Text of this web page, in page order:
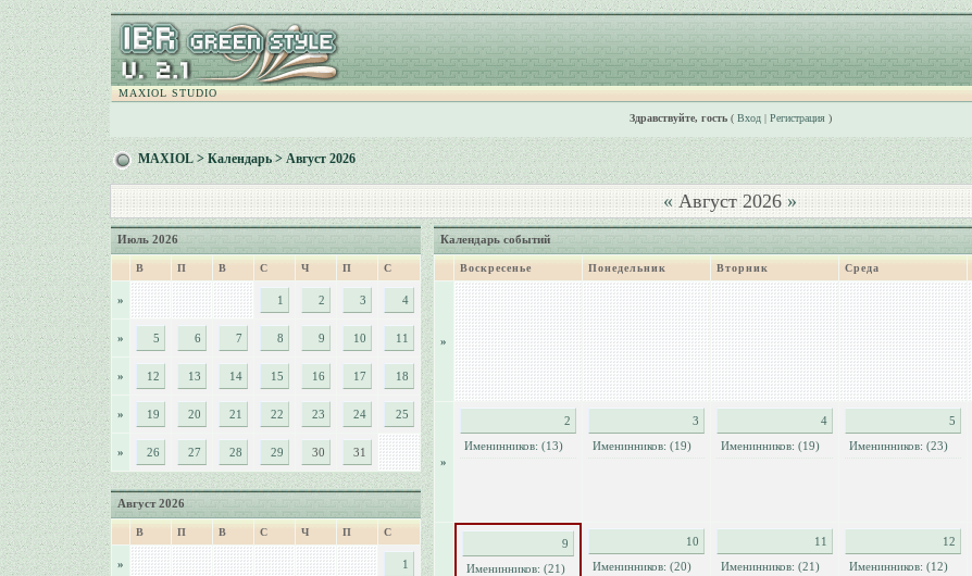
MAXIOL STUDIO
Здравствуйте, гость( Вход| Регистрация)
MAXIOL>Календарь> Август 2026
«Август 2026»
Июль 2026
В П В С Ч П С
» 1 2 3 4
» 5 6 7 8 9 10 11
» 12 13 14 15 16 17 18
» 19 20 21 22 23 24 25
» 26 27 28 29 30 31
Август 2026
В П В С Ч П С
» 1
Календарь событий
Воскресенье Понедельник Вторник Среда
»
»
2
Именинников: (13)
3
Именинников: (19)
4
Именинников: (19)
5
Именинников: (23)
9
Именинников: (21)
10
Именинников: (20)
11
Именинников: (21)
12
Именинников: (12)